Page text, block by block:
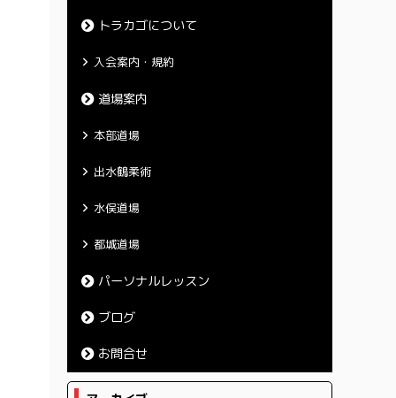
トラカゴについて
入会案内・規約
道場案内
本部道場
出水鶴柔術
水俣道場
都城道場
パーソナルレッスン
ブログ
お問合せ